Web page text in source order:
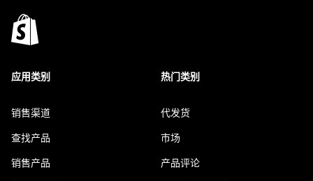
应用类别
销售渠道
查找产品
销售产品
热门类别
代发货
市场
产品评论